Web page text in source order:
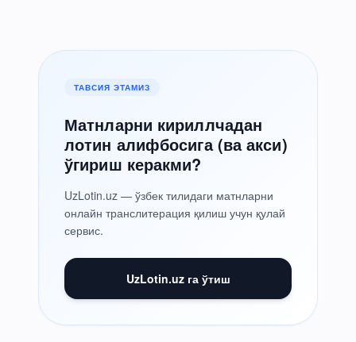
ТАВСИЯ ЭТАМИЗ
Матнларни кириллчадан
лотин алифбосига (ва акси)
ўгириш керакми?
UzLotin.uz — ўзбек тилидаги матнларни
онлайн транслитерация қилиш учун қулай
сервис.
UzLotin.uz га ўтиш